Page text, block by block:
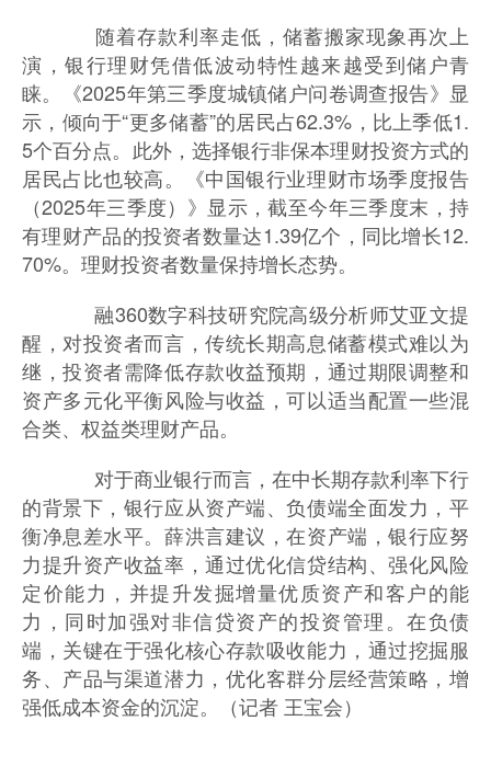
随着存款利率走低，储蓄搬家现象再次上
演，银行理财凭借低波动特性越来越受到储户青
睐。《2025年第三季度城镇储户问卷调查报告》显
示，倾向于“更多储蓄”的居民占62.3%，比上季低1.
5个百分点。此外，选择银行非保本理财投资方式的
居民占比也较高。《中国银行业理财市场季度报告
（2025年三季度）》显示，截至今年三季度末，持
有理财产品的投资者数量达1.39亿个，同比增长12.
70%。理财投资者数量保持增长态势。
融360数字科技研究院高级分析师艾亚文提
醒，对投资者而言，传统长期高息储蓄模式难以为
继，投资者需降低存款收益预期，通过期限调整和
资产多元化平衡风险与收益，可以适当配置一些混
合类、权益类理财产品。
对于商业银行而言，在中长期存款利率下行
的背景下，银行应从资产端、负债端全面发力，平
衡净息差水平。薛洪言建议，在资产端，银行应努
力提升资产收益率，通过优化信贷结构、强化风险
定价能力，并提升发掘增量优质资产和客户的能
力，同时加强对非信贷资产的投资管理。在负债
端，关键在于强化核心存款吸收能力，通过挖掘服
务、产品与渠道潜力，优化客群分层经营策略，增
强低成本资金的沉淀。（记者 王宝会）